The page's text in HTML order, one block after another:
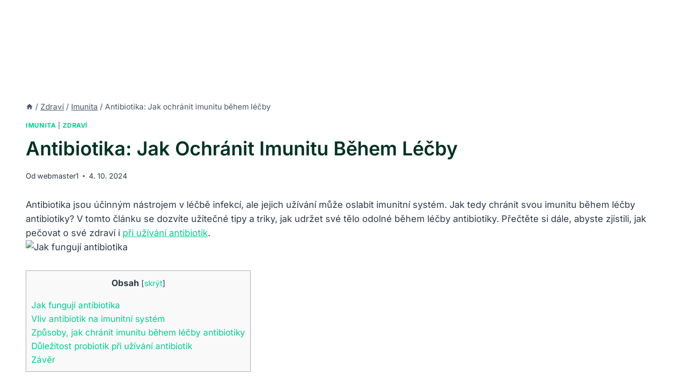
/ Zdraví / Imunita / Antibiotika: Jak ochránit imunitu během léčby
IMUNITA |ZDRAVÍ
Antibiotika: Jak Ochránit Imunitu Během Léčby
Od webmaster1 4. 10. 2024
Antibiotika jsou účinným nástrojem v léčbě infekcí, ale jejich užívání může oslabit imunitní systém. Jak tedy chránit svou imunitu během léčby
antibiotiky? V tomto článku se dozvíte užitečné tipy a triky, jak udržet své tělo odolné během léčby antibiotiky. Přečtěte si dále, abyste zjistili, jak
pečovat o své zdraví i při užívání antibiotik.
Obsah [skrýt]
Jak fungují antibiotika
Vliv antibiotik na imunitní systém
Způsoby, jak chránit imunitu během léčby antibiotiky
Důležitost probiotik při užívání antibiotik
Závěr